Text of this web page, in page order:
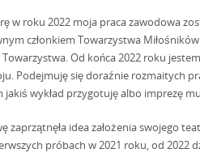
w roku 2022 moja praca zawodowa
członkiem Towarzystwa
Od końca 2022 roku
Podejmuję się doraźnie rozmaitych
jakiś wykład przygotuję albo imprezę
zaprzątnęła idea założenia swojego
próbach w 2021 roku, od 2022